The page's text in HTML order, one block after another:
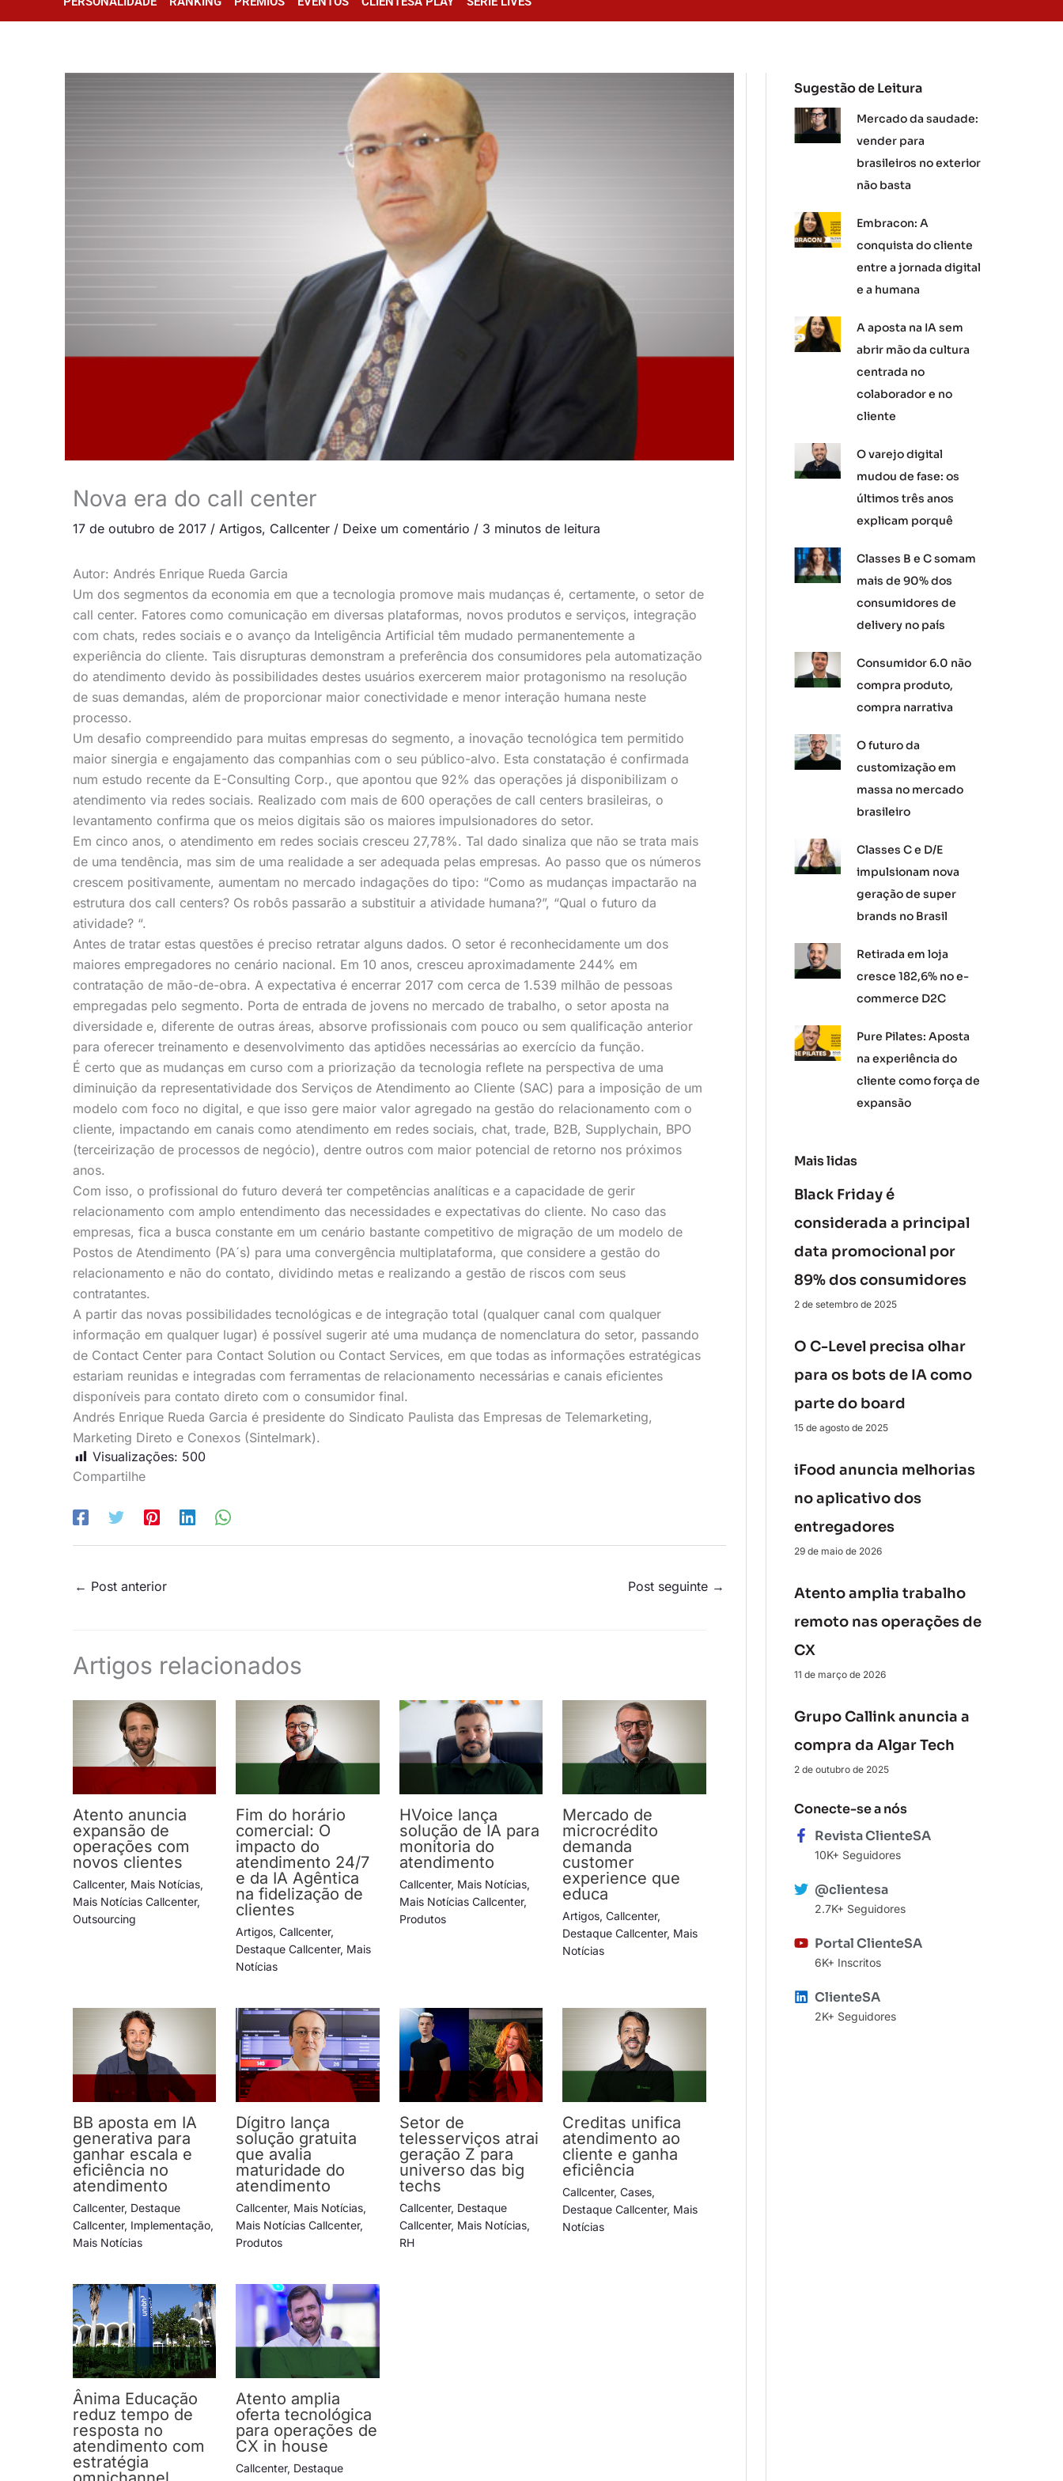
Nova era do call center
17 de outubro de 2017 / Artigos, Callcenter / Deixe um comentário / 3 minutos de leitura
Autor: Andrés Enrique Rueda Garcia
Um dos segmentos da economia em que a tecnologia promove mais mudanças é, certamente, o setor de
call center. Fatores como comunicação em diversas plataformas, novos produtos e serviços, integração
com chats, redes sociais e o avanço da Inteligência Artificial têm mudado permanentemente a
experiência do cliente. Tais disrupturas demonstram a preferência dos consumidores pela automatização
do atendimento devido às possibilidades destes usuários exercerem maior protagonismo na resolução
de suas demandas, além de proporcionar maior conectividade e menor interação humana neste
processo.
Um desafio compreendido para muitas empresas do segmento, a inovação tecnológica tem permitido
maior sinergia e engajamento das companhias com o seu público-alvo. Esta constatação é confirmada
num estudo recente da E-Consulting Corp., que apontou que 92% das operações já disponibilizam o
atendimento via redes sociais. Realizado com mais de 600 operações de call centers brasileiras, o
levantamento confirma que os meios digitais são os maiores impulsionadores do setor.
Em cinco anos, o atendimento em redes sociais cresceu 27,78%. Tal dado sinaliza que não se trata mais
de uma tendência, mas sim de uma realidade a ser adequada pelas empresas. Ao passo que os números
crescem positivamente, aumentam no mercado indagações do tipo: “Como as mudanças impactarão na
estrutura dos call centers? Os robôs passarão a substituir a atividade humana?”, “Qual o futuro da
atividade? “.
Antes de tratar estas questões é preciso retratar alguns dados. O setor é reconhecidamente um dos
maiores empregadores no cenário nacional. Em 10 anos, cresceu aproximadamente 244% em
contratação de mão-de-obra. A expectativa é encerrar 2017 com cerca de 1.539 milhão de pessoas
empregadas pelo segmento. Porta de entrada de jovens no mercado de trabalho, o setor aposta na
diversidade e, diferente de outras áreas, absorve profissionais com pouco ou sem qualificação anterior
para oferecer treinamento e desenvolvimento das aptidões necessárias ao exercício da função.
É certo que as mudanças em curso com a priorização da tecnologia reflete na perspectiva de uma
diminuição da representatividade dos Serviços de Atendimento ao Cliente (SAC) para a imposição de um
modelo com foco no digital, e que isso gere maior valor agregado na gestão do relacionamento com o
cliente, impactando em canais como atendimento em redes sociais, chat, trade, B2B, Supplychain, BPO
(terceirização de processos de negócio), dentre outros com maior potencial de retorno nos próximos
anos.
Com isso, o profissional do futuro deverá ter competências analíticas e a capacidade de gerir
relacionamento com amplo entendimento das necessidades e expectativas do cliente. No caso das
empresas, fica a busca constante em um cenário bastante competitivo de migração de um modelo de
Postos de Atendimento (PA´s) para uma convergência multiplataforma, que considere a gestão do
relacionamento e não do contato, dividindo metas e realizando a gestão de riscos com seus
contratantes.
A partir das novas possibilidades tecnológicas e de integração total (qualquer canal com qualquer
informação em qualquer lugar) é possível sugerir até uma mudança de nomenclatura do setor, passando
de Contact Center para Contact Solution ou Contact Services, em que todas as informações estratégicas
estariam reunidas e integradas com ferramentas de relacionamento necessárias e canais eficientes
disponíveis para contato direto com o consumidor final.
Andrés Enrique Rueda Garcia é presidente do Sindicato Paulista das Empresas de Telemarketing,
Marketing Direto e Conexos (Sintelmark).
Visualizações: 500
Compartilhe
← Post anterior Post seguinte →
Artigos relacionados
Atento anuncia
expansão de
operações com
novos clientes
Callcenter, Mais Notícias,
Mais Notícias Callcenter,
Outsourcing
Fim do horário
comercial: O
impacto do
atendimento 24/7
e da IA Agêntica
na fidelização de
clientes
Artigos,Callcenter,
Destaque Callcenter, Mais
Notícias
HVoice lança
solução de IA para
monitoria do
atendimento
Callcenter, Mais Notícias,
Mais Notícias Callcenter,
Produtos
Mercado de
microcrédito
demanda
customer
experience que
educa
Artigos,Callcenter,
Destaque Callcenter, Mais
Notícias
BB aposta em IA
generativa para
ganhar escala e
eficiência no
atendimento
Callcenter, Destaque
Callcenter, Implementação,
Mais Notícias
Dígitro lança
solução gratuita
que avalia
maturidade do
atendimento
Callcenter, Mais Notícias,
Mais Notícias Callcenter,
Produtos
Setor de
telesserviços atrai
geração Z para
universo das big
techs
Callcenter, Destaque
Callcenter, Mais Notícias,
RH
Creditas unifica
atendimento ao
cliente e ganha
eficiência
Callcenter,Cases,
Destaque Callcenter, Mais
Notícias
Ânima Educação
reduz tempo de
resposta no
atendimento com
estratégia
Atento amplia
oferta tecnológica
para operações de
CX in house
Callcenter, Destaque
Sugestão de Leitura
Mercado da saudade:
vender para
brasileiros no exterior
não basta
Embracon: A
conquista do cliente
entre a jornada digital
e a humana
A aposta na IA sem
abrir mão da cultura
centrada no
colaborador e no
cliente
O varejo digital
mudou de fase: os
últimos três anos
explicam porquê
Classes B e C somam
mais de 90% dos
consumidores de
delivery no país
Consumidor 6.0 não
compra produto,
compra narrativa
O futuro da
customização em
massa no mercado
brasileiro
Classes C e D/E
impulsionam nova
geração de super
brands no Brasil
Retirada em loja
cresce 182,6% no e-
commerce D2C
Pure Pilates: Aposta
na experiência do
cliente como força de
expansão
Mais lidas
Black Friday é
considerada a principal
data promocional por
89% dos consumidores
2 de setembro de 2025
O C-Level precisa olhar
para os bots de IA como
parte do board
15 de agosto de 2025
iFood anuncia melhorias
no aplicativo dos
entregadores
29 de maio de 2026
Atento amplia trabalho
remoto nas operações de
CX
11 de março de 2026
Grupo Callink anuncia a
compra da Algar Tech
2 de outubro de 2025
Conecte-se a nós
Revista ClienteSA
10K+ Seguidores
@clientesa
2.7K+ Seguidores
Portal ClienteSA
6K+ Inscritos
ClienteSA
2K+ Seguidores